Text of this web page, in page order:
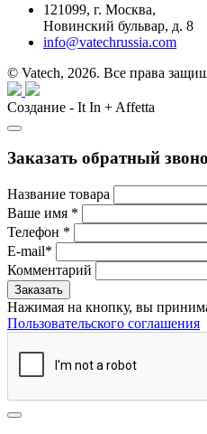
121099, г. Москва,
Новинский бульвар, д. 8
info@vatechrussia.com
© Vatech, 2026. Все права
Создание - It In + Affetta
Заказать обратный
Название товара
Ваше имя *
Телефон *
E-mail*
Комментарий
Нажимая на кнопку, вы
Пользовательского соглашения